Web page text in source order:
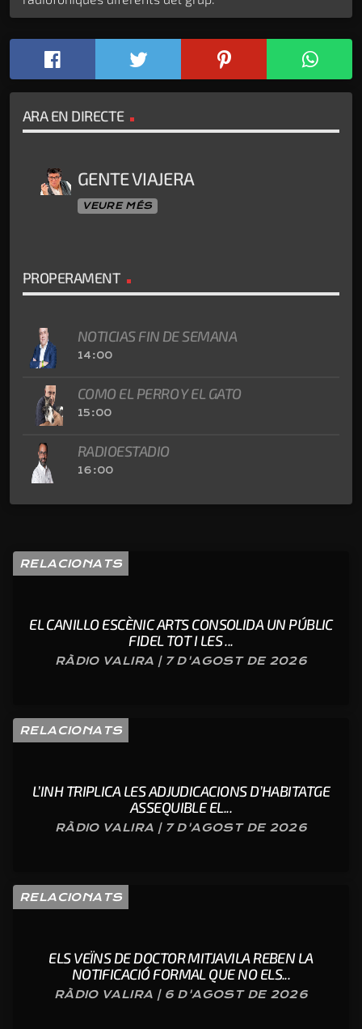
ARA EN DIRECTE
GENTE VIAJERA
VEURE MÉS
PROPERAMENT
NOTICIAS FIN DE SEMANA
14:00
COMO EL PERRO Y EL GATO
15:00
RADIOESTADIO
16:00
RELACIONATS
EL CANILLO ESCÈNIC ARTS CONSOLIDA UN PÚBLIC
FIDEL TOT I LES ...
RÀDIO VALIRA | 7 D'AGOST DE 2026
RELACIONATS
L’INH TRIPLICA LES ADJUDICACIONS D’HABITATGE
ASSEQUIBLE EL...
RÀDIO VALIRA | 7 D'AGOST DE 2026
RELACIONATS
ELS VEÏNS DE DOCTOR MITJAVILA REBEN LA
NOTIFICACIÓ FORMAL QUE NO ELS...
RÀDIO VALIRA | 6 D'AGOST DE 2026